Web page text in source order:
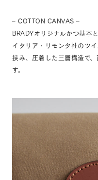
– COTTON CANVAS –
BRADYオリジナルかつ基本
イタリア・リモンタ社のツ
挟み、圧着した三層構造で
す。